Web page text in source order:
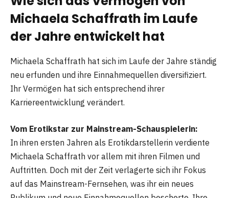
Michaela Schaffrath im Laufe
der Jahre entwickelt hat
Michaela Schaffrath hat sich im Laufe der Jahre ständig
neu erfunden und ihre Einnahmequellen diversifiziert.
Ihr Vermögen hat sich entsprechend ihrer
Karriereentwicklung verändert.
Vom Erotikstar zur Mainstream-Schauspielerin:
In ihren ersten Jahren als Erotikdarstellerin verdiente
Michaela Schaffrath vor allem mit ihren Filmen und
Auftritten. Doch mit der Zeit verlagerte sich ihr Fokus
auf das Mainstream-Fernsehen, was ihr ein neues